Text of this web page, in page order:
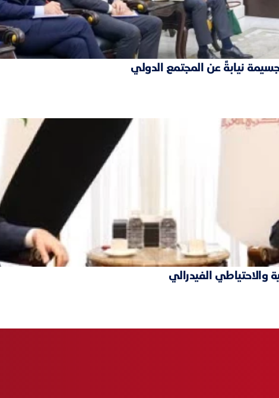
نيابةً عن المجتمع الدولي
والاحتياطي الفيدرالي